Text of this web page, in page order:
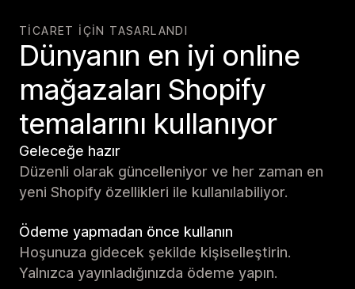
TICARET IÇIN TASARLANDI
Dünyanın en iyi online
mağazaları Shopify
temalarını kullanıyor
Geleceğe hazır
Düzenli olarak güncelleniyor ve her zaman en
yeni Shopify özellikleri ile kullanılabiliyor.
Ödeme yapmadan önce kullanın
Hoşunuza gidecek şekilde kişiselleştirin.
Yalnızca yayınladığınızda ödeme yapın.